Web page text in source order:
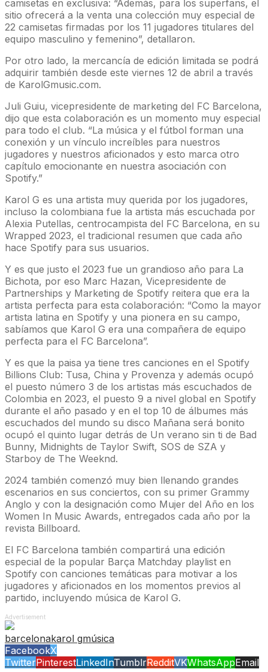
camisetas en exclusiva: “Además, para los superfans, el
sitio ofrecerá a la venta una colección muy especial de
22 camisetas firmadas por los 11 jugadores titulares del
equipo masculino y femenino”, detallaron.
Por otro lado, la mercancía de edición limitada se podrá
adquirir también desde este viernes 12 de abril a través
de KarolGmusic.com.
Juli Guiu, vicepresidente de marketing del FC Barcelona,
dijo que esta colaboración es un momento muy especial
para todo el club. “La música y el fútbol forman una
conexión y un vínculo increíbles para nuestros
jugadores y nuestros aficionados y esto marca otro
capítulo emocionante en nuestra asociación con
Spotify.”
Karol G es una artista muy querida por los jugadores,
incluso la colombiana fue la artista más escuchada por
Alexia Putellas, centrocampista del FC Barcelona, en su
Wrapped 2023, el tradicional resumen que cada año
hace Spotify para sus usuarios.
Y es que justo el 2023 fue un grandioso año para La
Bichota, por eso Marc Hazan, Vicepresidente de
Partnerships y Marketing de Spotify reitera que era la
artista perfecta para esta colaboración: “Como la mayor
artista latina en Spotify y una pionera en su campo,
sabíamos que Karol G era una compañera de equipo
perfecta para el FC Barcelona”.
Y es que la paisa ya tiene tres canciones en el Spotify
Billions Club: Tusa, China y Provenza y además ocupó
el puesto número 3 de los artistas más escuchados de
Colombia en 2023, el puesto 9 a nivel global en Spotify
durante el año pasado y en el top 10 de álbumes más
escuchados del mundo su disco Mañana será bonito
ocupó el quinto lugar detrás de Un verano sin ti de Bad
Bunny, Midnights de Taylor Swift, SOS de SZA y
Starboy de The Weeknd.
2024 también comenzó muy bien llenando grandes
escenarios en sus conciertos, con su primer Grammy
Anglo y con la designación como Mujer del Año en los
Women In Music Awards, entregados cada año por la
revista Billboard.
El FC Barcelona también compartirá una edición
especial de la popular Barça Matchday playlist en
Spotify con canciones temáticas para motivar a los
jugadores y aficionados en los momentos previos al
partido, incluyendo música de Karol G.
Advertisement
barcelonakarol gmúsica
FacebookX
TwitterPinterestLinkedInTumblrRedditVKWhatsAppEmail